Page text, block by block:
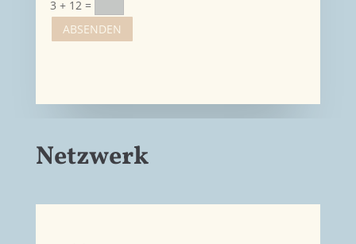
3 + 12 =
ABSENDEN
Netzwerk